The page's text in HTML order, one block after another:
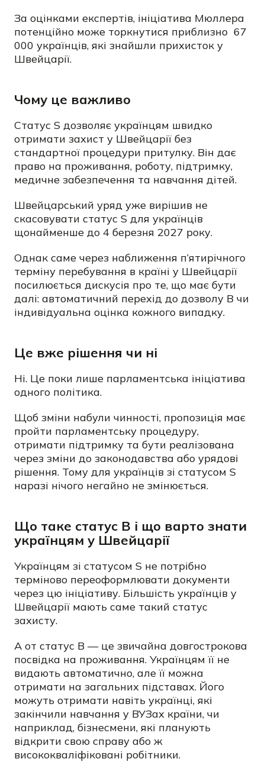
За оцінками експертів, ініціатива Мюллера
потенційно може торкнутися приблизно 67
000 українців, які знайшли прихисток у
Швейцарії.
Чому це важливо
Статус S дозволяє українцям швидко
отримати захист у Швейцарії без
стандартної процедури притулку. Він дає
право на проживання, роботу, підтримку,
медичне забезпечення та навчання дітей.
Швейцарський уряд уже вирішив не
скасовувати статус S для українців
щонайменше до 4 березня 2027 року.
Однак саме через наближення п’ятирічного
терміну перебування в країні у Швейцарії
посилюється дискусія про те, що має бути
далі: автоматичний перехід до дозволу B чи
індивідуальна оцінка кожного випадку.
Це вже рішення чи ні
Ні. Це поки лише парламентська ініціатива
одного політика.
Щоб зміни набули чинності, пропозиція має
пройти парламентську процедуру,
отримати підтримку та бути реалізована
через зміни до законодавства або урядові
рішення. Тому для українців зі статусом S
наразі нічого негайно не змінюється.
Що таке статус B і що варто знати
українцям у Швейцарії
Українцям зі статусом S не потрібно
терміново переоформлювати документи
через цю ініціативу. Більшість українців у
Швейцарії мають саме такий статус
захисту.
А от статус B — це звичайна довгострокова
посвідка на проживання. Українцям її не
видають автоматично, але її можна
отримати на загальних підставах. Його
можуть отримати навіть українці, які
закінчили навчання у ВУЗах країни, чи
наприклад, бізнесмени, які планують
відкрити свою справу або ж
висококваліфіковані робітники.